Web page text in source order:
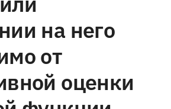
на него
от
оценки